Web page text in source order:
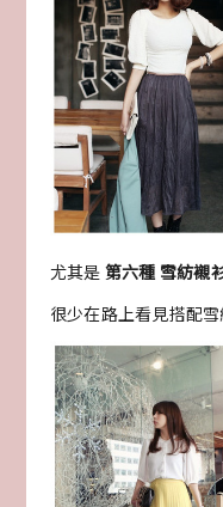
尤其是 第六種 雪紡襯
很少在路上看見搭配